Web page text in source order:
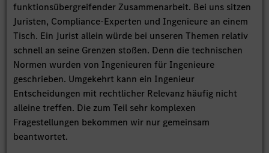
funktionsübergreifender Zusammenarbeit. Bei uns sitzen
Juristen, Compliance-Experten und Ingenieure an einem
Tisch. Ein Jurist allein würde bei unseren Themen relativ
schnell an seine Grenzen stoßen. Denn die technischen
Normen wurden von Ingenieuren für Ingenieure
geschrieben. Umgekehrt kann ein Ingenieur
Entscheidungen mit rechtlicher Relevanz häufig nicht
alleine treffen. Die zum Teil sehr komplexen
Fragestellungen bekommen wir nur gemeinsam
beantwortet.